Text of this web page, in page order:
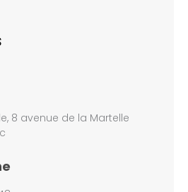
8 avenue de la Martelle